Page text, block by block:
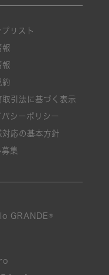
プリスト
報
報
約
取引法に基づく表示
バシーポリシー
対応の基本方針
募集
GRANDE®